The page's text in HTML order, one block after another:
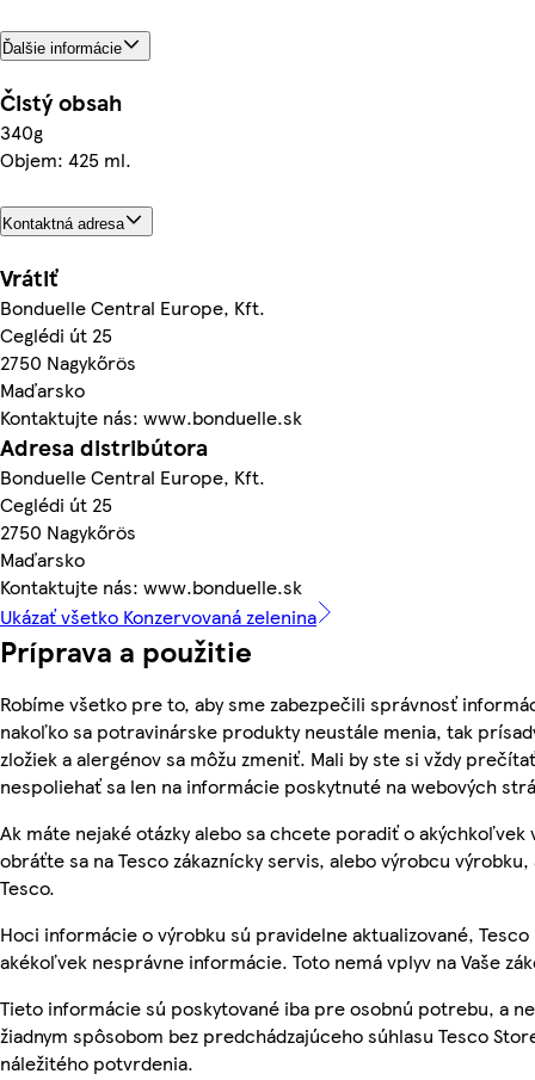
Ďalšie informácie
Čistý obsah
340g
Objem: 425 ml.
Kontaktná adresa
Vrátiť
Bonduelle Central Europe, Kft.
Ceglédi út 25
2750 Nagykőrös
Maďarsko
Kontaktujte nás: www.bonduelle.sk
Adresa distribútora
Bonduelle Central Europe, Kft.
Ceglédi út 25
2750 Nagykőrös
Maďarsko
Kontaktujte nás: www.bonduelle.sk
Ukázať všetko Konzervovaná zelenina
Príprava a použitie
Robíme všetko pre to, aby sme zabezpečili správnosť
nakoľko sa potravinárske produkty neustále menia, tak
zložiek a alergénov sa môžu zmeniť. Mali by ste si vždy
nespoliehať sa len na informácie poskytnuté na webových
Ak máte nejaké otázky alebo sa chcete poradiť o akýchkoľvek
obráťte sa na Tesco zákaznícky servis, alebo výrobcu
Tesco.
Hoci informácie o výrobku sú pravidelne aktualizované,
akékoľvek nesprávne informácie. Toto nemá vplyv na Vaše
Tieto informácie sú poskytované iba pre osobnú potrebu, a
žiadnym spôsobom bez predchádzajúceho súhlasu Tesco
náležitého potvrdenia.